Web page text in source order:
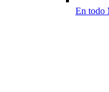
En todo